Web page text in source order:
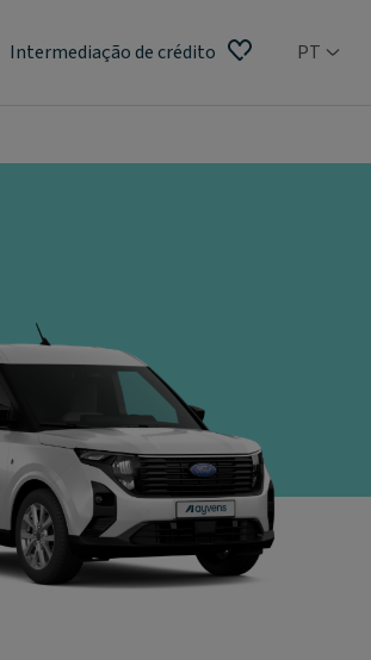
Intermediação de crédito PT